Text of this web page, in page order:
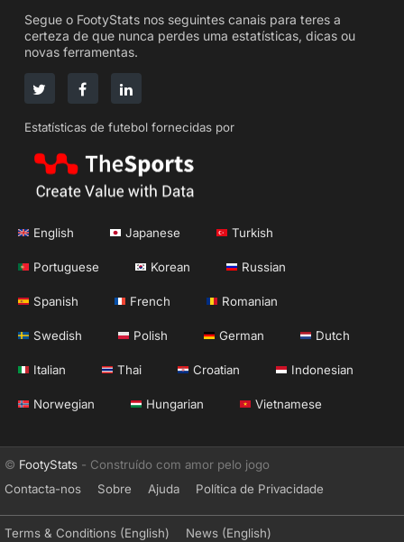
Segue o FootyStats nos seguintes canais para teres a
certeza de que nunca perdes uma estatísticas, dicas ou
novas ferramentas.
Estatísticas de futebol fornecidas por
English Japanese Turkish
Portuguese Korean Russian
Spanish French Romanian
Swedish Polish German Dutch
Italian Thai Croatian Indonesian
Norwegian Hungarian Vietnamese
© FootyStats - Construído com amor pelo jogo
Contacta-nos
Sobre Ajuda Política de Privacidade
Terms & Conditions (English) News (English)